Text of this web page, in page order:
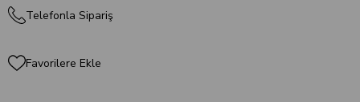
Telefonla Sipariş
Favorilere Ekle